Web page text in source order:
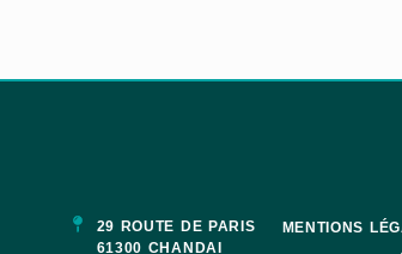
29 ROUTE DE PARIS
61300 CHANDAI
MENTIONS